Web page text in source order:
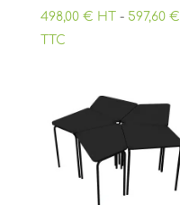
498,00 € HT- 597,60 €
TTC